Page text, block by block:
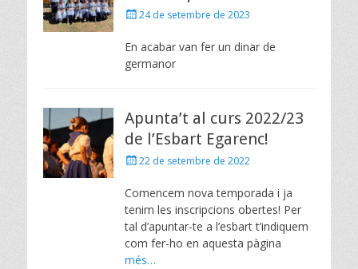
Posted
24 de setembre de 2023
En acabar van fer un dinar de
germanor
Apunta’t al curs 2022/23
de l’Esbart Egarenc!
Posted
22 de setembre de 2022
Comencem nova temporada i ja
tenim les inscripcions obertes! Per
tal d’apuntar-te a l’esbart t’indiquem
com fer-ho en aquesta pàgina
més…